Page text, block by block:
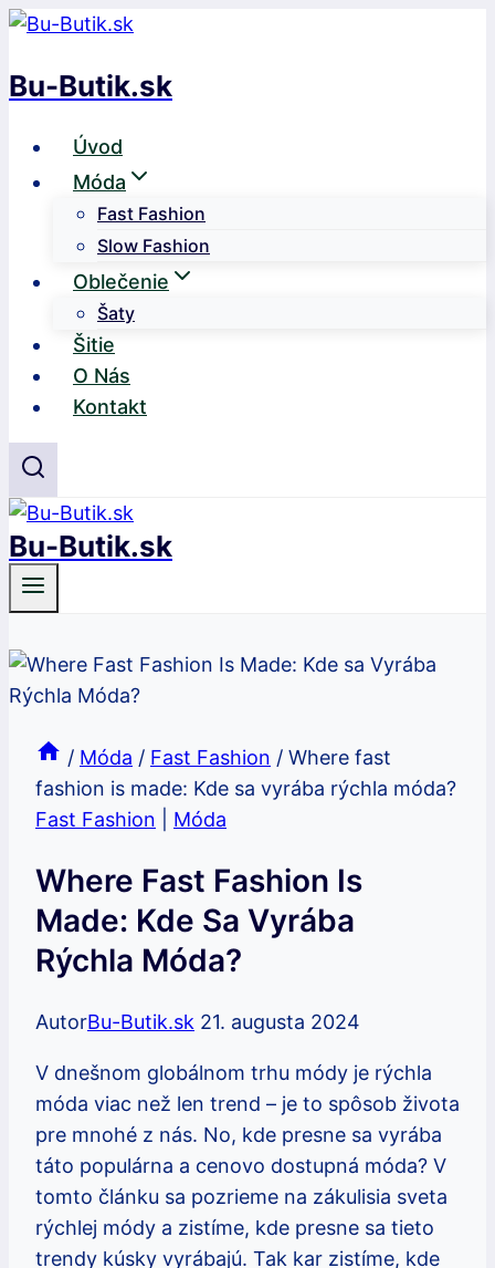
Skip
content
Bu-Butik.sk
Úvod
Móda
Fast Fashion
Slow Fashion
Oblečenie
Šaty
Šitie
O Nás
Kontakt
Bu-Butik.sk
/ Móda / Fast Fashion / Where fast
fashion is made: Kde sa vyrába rýchla móda?
Fast Fashion
Móda
Where Fast Fashion Is
Made: Kde Sa Vyrába
Rýchla Móda?
AutorBu-Butik.sk 21. augusta 2024
V dnešnom globálnom trhu módy je rýchla
móda viac než len trend – je to spôsob života
pre mnohé z nás. No, kde presne sa vyrába
táto populárna a cenovo dostupná móda? V
tomto článku sa pozrieme na zákulisia sveta
rýchlej módy a zistíme, kde presne sa tieto
trendy kúsky vyrábajú. Tak kar zistíme, kde